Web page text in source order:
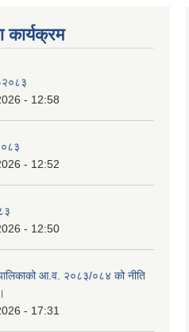
२०८३
- 12:58
- 12:52
- 12:50
आ.व. २०८३/०८४ को नीति
- 17:31